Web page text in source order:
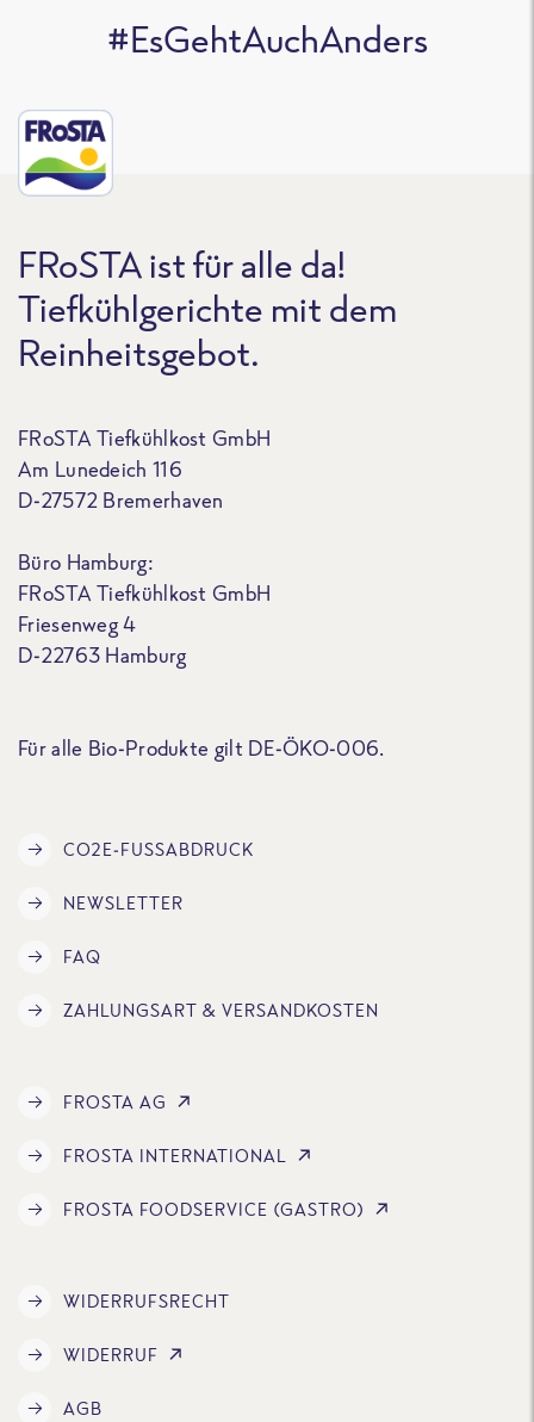
#EsGehtAuchAnders
FRoSTA ist für alle da!
Tiefkühlgerichte mit dem
Reinheitsgebot.
FRoSTA Tiefkühlkost GmbH
Am Lunedeich 116
D-27572 Bremerhaven
Büro Hamburg:
FRoSTA Tiefkühlkost GmbH
Friesenweg 4
D-22763 Hamburg
Für alle Bio-Produkte gilt DE-ÖKO-006.
CO2E-FUSSABDRUCK
NEWSLETTER
FAQ
ZAHLUNGSART & VERSANDKOSTEN
FROSTA AG
FROSTA INTERNATIONAL
FROSTA FOODSERVICE (GASTRO)
WIDERRUFSRECHT
WIDERRUF
AGB